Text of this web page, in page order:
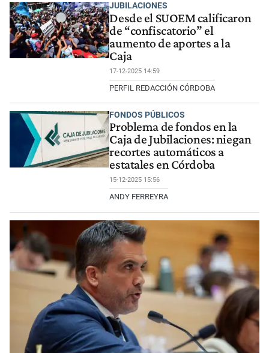
JUBILACIONES
Desde el SUOEM calificaron
de “confiscatorio” el
aumento de aportes a la
Caja
17-12-2025 14:59
PERFIL REDACCIÓN CÓRDOBA
FONDOS PÚBLICOS
Problema de fondos en la
Caja de Jubilaciones: niegan
recortes automáticos a
estatales en Córdoba
15-12-2025 15:56
ANDY FERREYRA